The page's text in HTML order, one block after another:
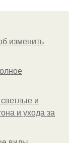
изменить
и
и ухода за